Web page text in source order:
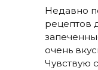
Недавно
рецептов
очень
Чувствую